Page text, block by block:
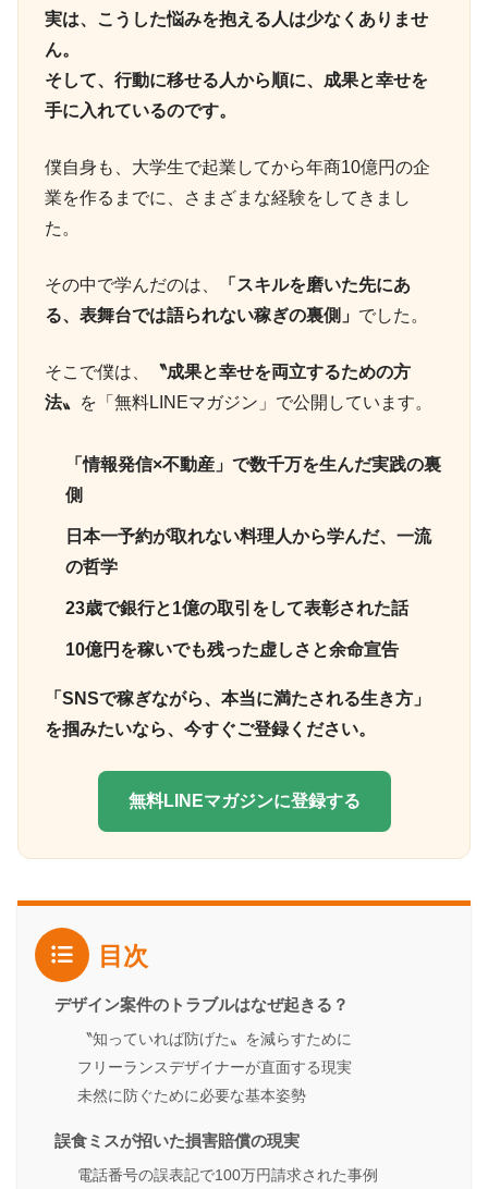
実は、こうした悩みを抱える人は少なくありませ
ん。
そして、行動に移せる人から順に、成果と幸せを
手に入れているのです。
僕自身も、大学生で起業してから年商10億円の企
業を作るまでに、さまざまな経験をしてきまし
た。
その中で学んだのは、
「スキルを磨いた先にあ
る、表舞台では語られない稼ぎの裏側」 でした。
そこで僕は、
〝成果と幸せを両立するための方
法〟
を「無料LINEマガジン」で公開しています。
「情報発信×不動産」で数千万を生んだ実践の裏
側
日本一予約が取れない料理人から学んだ、一流
の哲学
23歳で銀行と1億の取引をして表彰された話
10億円を稼いでも残った虚しさと余命宣告
「SNSで稼ぎながら、本当に満たされる生き方」
を掴みたいなら、今すぐご登録ください。
無料LINEマガジンに登録する
目次
デザイン案件のトラブルはなぜ起きる？
〝知っていれば防げた〟を減らすために
フリーランスデザイナーが直面する現実
未然に防ぐために必要な基本姿勢
誤食ミスが招いた損害賠償の現実
電話番号の誤表記で100万円請求された事例